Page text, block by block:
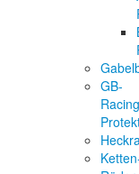
GB-
Racing